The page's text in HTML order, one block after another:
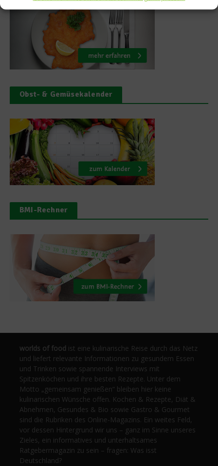
Obst- & Gemüsekalender
BMI-Rechner
worlds of food ist eine kulinarische Reise durch das Netz
und liefert relevante Informationen zu gesundem Essen
und Trinken sowie spannende Interviews mit
Spitzenköchen und ihre besten Rezepte. Unter dem
Motto „gemeinsam genießen“ bleiben hier keine
kulinarischen Wünsche offen. Kochen & Rezepte, Diät &
Abnehmen, Gesundes & Bio sowie Gastro & Gourmet
sind die Rubriken des Online-Magazins. Ein weites Feld,
vor dessen Hintergrund wir uns – ganz im Sinne unseres
Zieles, ein informatives und unterhaltsames
Ratgebermagazin zu sein – fragen: Was isst
Deutschland?